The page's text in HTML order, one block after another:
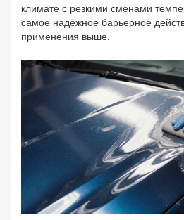
климате с резкими сменами
самое надёжное барьерное
применения выше.